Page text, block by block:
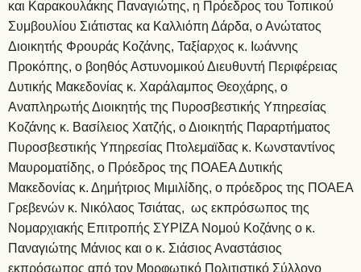
και Καρακουλάκης Παναγιώτης, η Πρόεδρος του Τοπικού
Συμβουλίου Σιάτιστας κα Καλλιόπη Δάρδα, ο Ανώτατος
Διοικητής Φρουράς Κοζάνης, Ταξίαρχος κ. Ιωάννης
Προκόπης, ο βοηθός Αστυνομικού Διευθυντή Περιφέρειας
Δυτικής Μακεδονίας κ. Χαράλαμπος Θεοχάρης, ο
Αναπληρωτής Διοικητής της Πυροσβεστικής Υπηρεσίας
Κοζάνης κ. Βασίλειος Χατζής, ο Διοικητής Παραρτήματος
Πυροσβεστικής Υπηρεσίας Πτολεμαϊδας κ. Κωνσταντίνος
Μαυροματίδης, ο Πρόεδρος της ΠΟΑΕΑ Δυτικής
Μακεδονίας κ. Δημήτριος Μιμιλίδης, ο πρόεδρος της ΠΟΑΕΑ
Γρεβενών κ. Νικόλαος Τσιάτας, ως εκπρόσωπος της
Νομαρχιακής Επιτροπής ΣΥΡΙΖΑ Νομού Κοζάνης ο κ.
Παναγιώτης Μάνιος και ο κ. Σιάσιος Αναστάσιος